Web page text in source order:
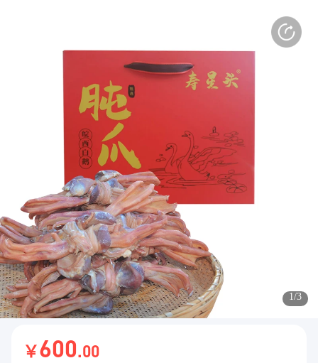
1/3
￥600.00
(3s)
(3s)
(3s)